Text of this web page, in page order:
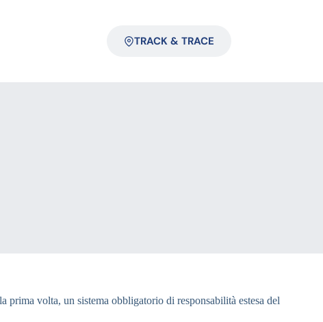
TRACK & TRACE
volta, un sistema obbligatorio di responsabilità estesa del